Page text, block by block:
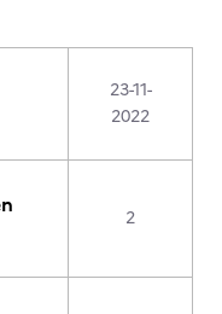
23-11-
2022
2